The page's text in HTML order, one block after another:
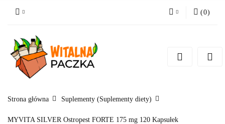
Zarejestruj się
(0)
Strona główna Suplementy (Suplementy diety)
MYVITA SILVER Ostropest FORTE 175 mg 120 Kapsułek